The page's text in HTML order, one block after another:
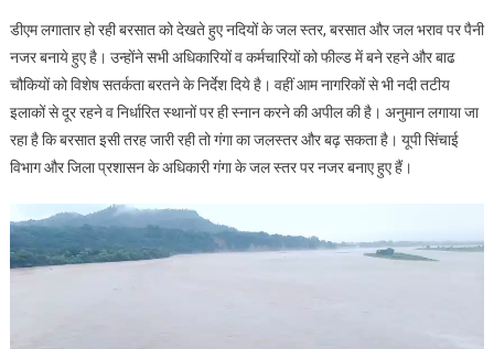
डीएम लगातार हो रही बरसात को देखते हुए नदियों के जल स्तर, बरसात और जल भराव पर पैनी
नजर बनाये हुए है। उन्होंने सभी अधिकारियों व कर्मचारियों को फील्ड में बने रहने और बाढ
चौकियों को विशेष सतर्कता बरतने के निर्देश दिये है। वहीं आम नागरिकों से भी नदी तटीय
इलाकों से दूर रहने व निर्धारित स्थानों पर ही स्नान करने की अपील की है। अनुमान लगाया जा
रहा है कि बरसात इसी तरह जारी रही तो गंगा का जलस्तर और बढ़ सकता है। यूपी सिंचाई
विभाग और जिला प्रशासन के अधिकारी गंगा के जल स्तर पर नजर बनाए हुए हैं।